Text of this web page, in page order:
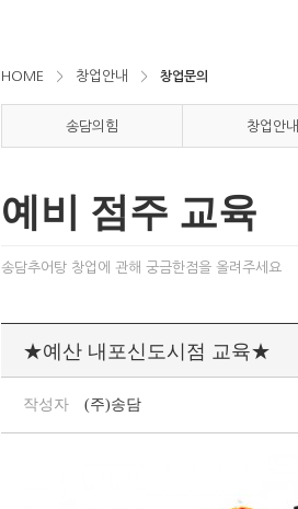
HOME ＞ 창업안내 ＞ 창업문의
송담의힘 창업안내
예비 점주 교육
송담추어탕 창업에 관해 궁금한점을 올려주세요
★예산 내포신도시점 교육★
작성자 (주)송담